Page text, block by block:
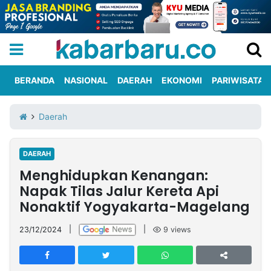
Iklan
Berita
Kami
Nasional
International
Olahraga
Entertainment
Daerah
Pariwisata
Kuliner
Kolom
Network
PT
TREETAN
BERANDA NASIONAL DAERAH EKONOMI PARIWISATA
Daerah
DAERAH
Menghidupkan Kenangan:
Napak Tilas Jalur Kereta Api
Nonaktif Yogyakarta-Magelang
23/12/2024 9 views